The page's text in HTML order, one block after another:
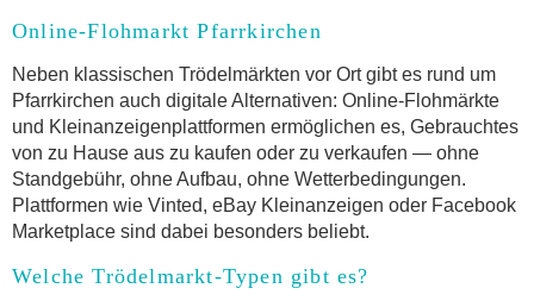
Online-Flohmarkt Pfarrkirchen
Neben klassischen Trödelmärkten vor Ort gibt es rund um
Pfarrkirchen auch digitale Alternativen: Online-Flohmärkte
und Kleinanzeigenplattformen ermöglichen es, Gebrauchtes
von zu Hause aus zu kaufen oder zu verkaufen — ohne
Standgebühr, ohne Aufbau, ohne Wetterbedingungen.
Plattformen wie Vinted, eBay Kleinanzeigen oder Facebook
Marketplace sind dabei besonders beliebt.
Welche Trödelmarkt-Typen gibt es?